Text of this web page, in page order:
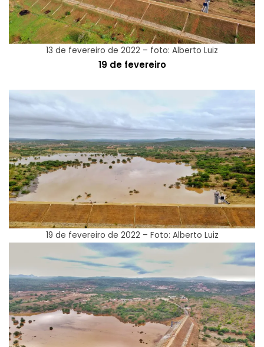
13 de fevereiro de 2022 – foto: Alberto Luiz
19 de fevereiro
19 de fevereiro de 2022 – Foto: Alberto Luiz